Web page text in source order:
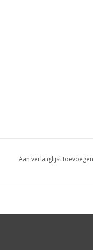
Aan verlanglijst toevoegen